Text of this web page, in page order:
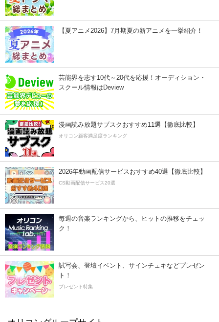
【夏アニメ2026】7月期夏の新アニメを一挙紹介！
芸能界を志す10代～20代を応援！オーディション・
スクール情報はDeview
漫画読み放題サブスクおすすめ11選【徹底比較】
オリコン顧客満足度ランキング
2026年動画配信サービスおすすめ40選【徹底比較】
CS動画配信サービス20選
毎週の音楽ランキングから、ヒットの推移をチェッ
ク！
試写会、登壇イベント、サインチェキなどプレゼン
ト！
プレゼント特集